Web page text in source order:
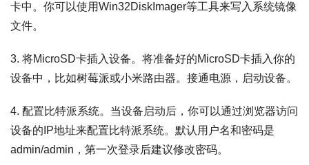
卡中。你可以使用Win32DiskImager等工具来写入系统镜像
文件。
3. 将MicroSD卡插入设备。将准备好的MicroSD卡插入你的
设备中，比如树莓派或小米路由器。接通电源，启动设备。
4. 配置比特派系统。当设备启动后，你可以通过浏览器访问
设备的IP地址来配置比特派系统。默认用户名和密码是
admin/admin，第一次登录后建议修改密码。